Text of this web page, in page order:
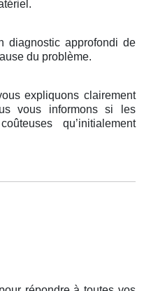
diagnostic approfondi de
du problème.
expliquons clairement
vous informons si les
qu’initialement